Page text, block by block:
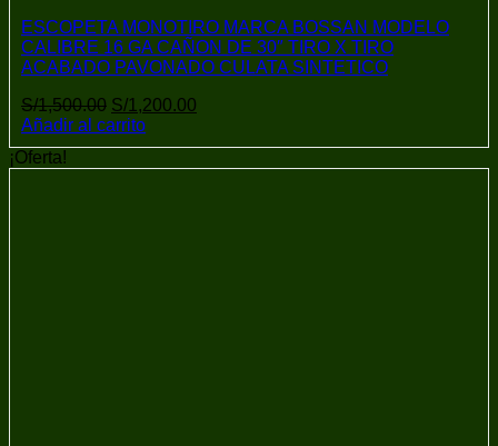
ESCOPETA MONOTIRO MARCA BOSSAN MODELO
CALIBRE 16 GA CAÑON DE 30″ TIRO X TIRO
ACABADO PAVONADO CULATA SINTETICO
S/1,500.00 El
precio
original
era:
S/1,200.00
actual
es:
Añadir al carrito
¡Oferta!